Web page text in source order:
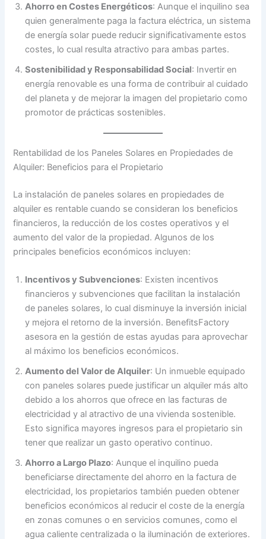
Ahorro en Costes Energéticos: Aunque el inquilino sea
quien generalmente paga la factura eléctrica, un sistema
de energía solar puede reducir significativamente estos
costes, lo cual resulta atractivo para ambas partes.
Sostenibilidad y Responsabilidad Social: Invertir en
energía renovable es una forma de contribuir al cuidado
del planeta y de mejorar la imagen del propietario como
promotor de prácticas sostenibles.
Rentabilidad de los Paneles Solares en Propiedades de
Alquiler: Beneficios para el Propietario
La instalación de paneles solares en propiedades de
alquiler es rentable cuando se consideran los beneficios
financieros, la reducción de los costes operativos y el
aumento del valor de la propiedad. Algunos de los
principales beneficios económicos incluyen:
Incentivos y Subvenciones: Existen incentivos
financieros y subvenciones que facilitan la instalación
de paneles solares, lo cual disminuye la inversión inicial
y mejora el retorno de la inversión. BenefitsFactory
asesora en la gestión de estas ayudas para aprovechar
al máximo los beneficios económicos.
Aumento del Valor de Alquiler: Un inmueble equipado
con paneles solares puede justificar un alquiler más alto
debido a los ahorros que ofrece en las facturas de
electricidad y al atractivo de una vivienda sostenible.
Esto significa mayores ingresos para el propietario sin
tener que realizar un gasto operativo continuo.
Ahorro a Largo Plazo: Aunque el inquilino pueda
beneficiarse directamente del ahorro en la factura de
electricidad, los propietarios también pueden obtener
beneficios económicos al reducir el coste de la energía
en zonas comunes o en servicios comunes, como el
agua caliente centralizada o la iluminación de exteriores.